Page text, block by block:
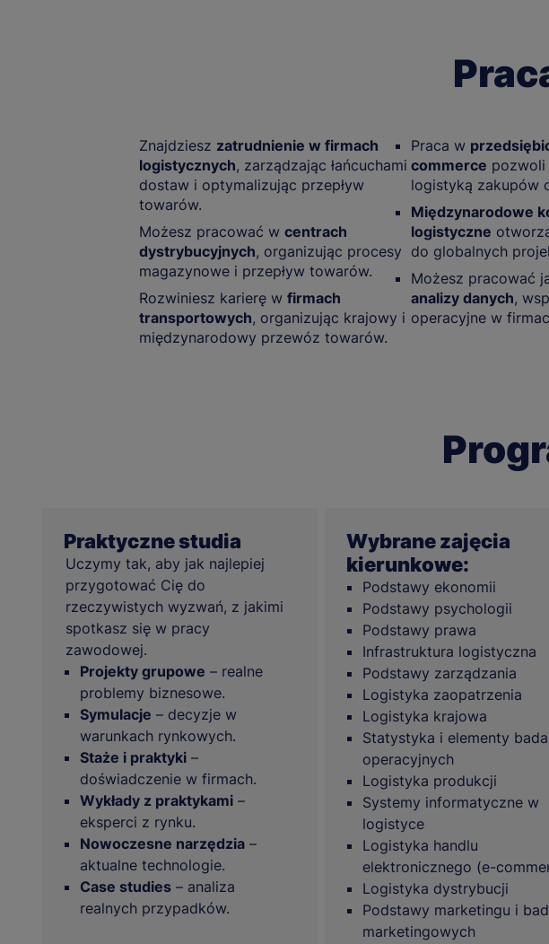
Znajdziesz zatrudnienie w firmach
logistycznych, zarządzając łańcuchami
dostaw i optymalizując przepływ
towarów.
Możesz pracować w centrach
dystrybucyjnych, organizując procesy
magazynowe i przepływ towarów.
Rozwiniesz karierę w firmach
transportowych, organizując krajowy i
międzynarodowy przewóz towarów.
Praca w
commerce pozwoli
logistyką zakupów
Międzynarodowe
logistyczne
do globalnych
Możesz pracować
analizy danych,
operacyjne w
Praktyczne studia
Uczymy tak, aby jak najlepiej
przygotować Cię do
rzeczywistych wyzwań, z jakimi
spotkasz się w pracy
zawodowej.
Projekty grupowe – realne
problemy biznesowe.
Symulacje – decyzje w
warunkach rynkowych.
Staże i praktyki –
doświadczenie w firmach.
Wykłady z praktykami –
eksperci z rynku.
Nowoczesne narzędzia –
aktualne technologie.
Case studies – analiza
realnych przypadków.
Wybrane zajęcia
kierunkowe:
Podstawy ekonomii
Podstawy psychologii
Podstawy prawa
Infrastruktura logistyczna
Podstawy zarządzania
Logistyka zaopatrzenia
Logistyka krajowa
Statystyka i elementy
operacyjnych
Logistyka produkcji
Systemy informatyczne w
logistyce
Logistyka handlu
elektronicznego (e-
Logistyka dystrybucji
Podstawy marketingu i
marketingowych